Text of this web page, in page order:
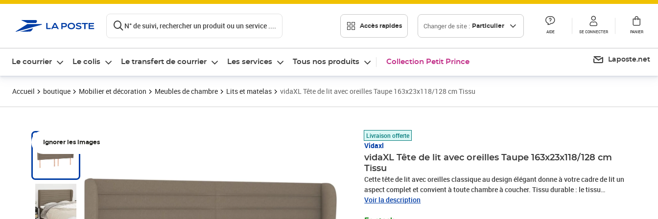
N° de suivi, rechercher un produit ou un service .... Accès rapides Changer de site : Particulier
AIDE SE CONNECTER PANIER
Le courrier Le colis Le transfert de courrier Les services Tous nos produits Collection Petit Prince Laposte.net
Accueil boutique Mobilier et décoration Meubles de chambre Lits et matelas vidaXL Tête de lit avec oreilles Taupe 163x23x118/128 cm Tissu
Ignorer les images
Livraison offerte
Vidaxl
vidaXL Tête de lit avec oreilles Taupe 163x23x118/128 cm
Tissu
Cette tête de lit avec oreilles classique au design élégant donne à votre cadre de lit un
aspect complet et convient à toute chambre à coucher. Tissu durable : le tissu
présente un aspect simple et épuré, et il est respirant et durable.Pieds robustes et
Voir la description
Prix 147,89€